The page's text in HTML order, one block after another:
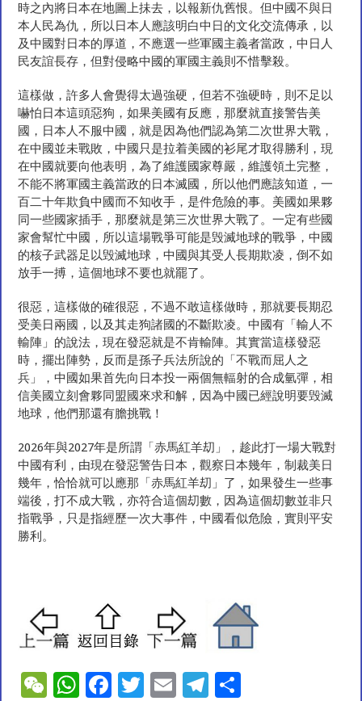
時之內將日本在地圖上抺去，以報新仇舊恨。但中國不與日
本人民為仇，所以日本人應該明白中日的文化交流傳承，以
及中國對日本的厚道，不應選一些軍國主義者當政，中日人
民友誼長存，但對侵略中國的軍國主義則不惜擊殺。
這樣做，許多人會覺得太過強硬，但若不強硬時，則不足以
嚇怕日本這頭惡狗，如果美國有反應，那麼就直接警告美
國，日本人不服中國，就是因為他們認為第二次世界大戰，
在中國並未戰敗，中國只是拉着美國的衫尾才取得勝利，現
在中國就要向他表明，為了維護國家尊嚴，維護領土完整，
不能不將軍國主義當政的日本滅國，所以他們應該知道，一
百二十年欺負中國而不知收手，是件危險的事。美國如果夥
同一些國家插手，那麼就是第三次世界大戰了。一定有些國
家會幫忙中國，所以這場戰爭可能是毁滅地球的戰爭，中國
的核子武器足以毁滅地球，中國與其受人長期欺凌，倒不如
放手一搏，這個地球不要也就罷了。
很惡，這樣做的確很惡，不過不敢這樣做時，那就要長期忍
受美日兩國，以及其走狗諸國的不斷欺凌。中國有「輸人不
輸陣」的說法，現在發惡就是不肯輸陣。其實當這樣發惡
時，擺出陣勢，反而是孫子兵法所說的「不戰而屈人之
兵」，中國如果首先向日本投一兩個無輻射的合成氫彈，相
信美國立刻會夥同盟國來求和解，因為中國已經說明要毁滅
地球，他們那還有膽挑戰！
2026年與2027年是所謂「赤馬紅羊刧」，趁此打一場大戰對
中國有利，由現在發惡警告日本，觀察日本幾年，制裁美日
幾年，恰恰就可以應那「赤馬紅羊刧」了，如果發生一些事
端後，打不成大戰，亦符合這個刧數，因為這個刧數並非只
指戰爭，只是指經歷一次大事件，中國看似危險，實則平安
勝利。
W W F
T
E
T